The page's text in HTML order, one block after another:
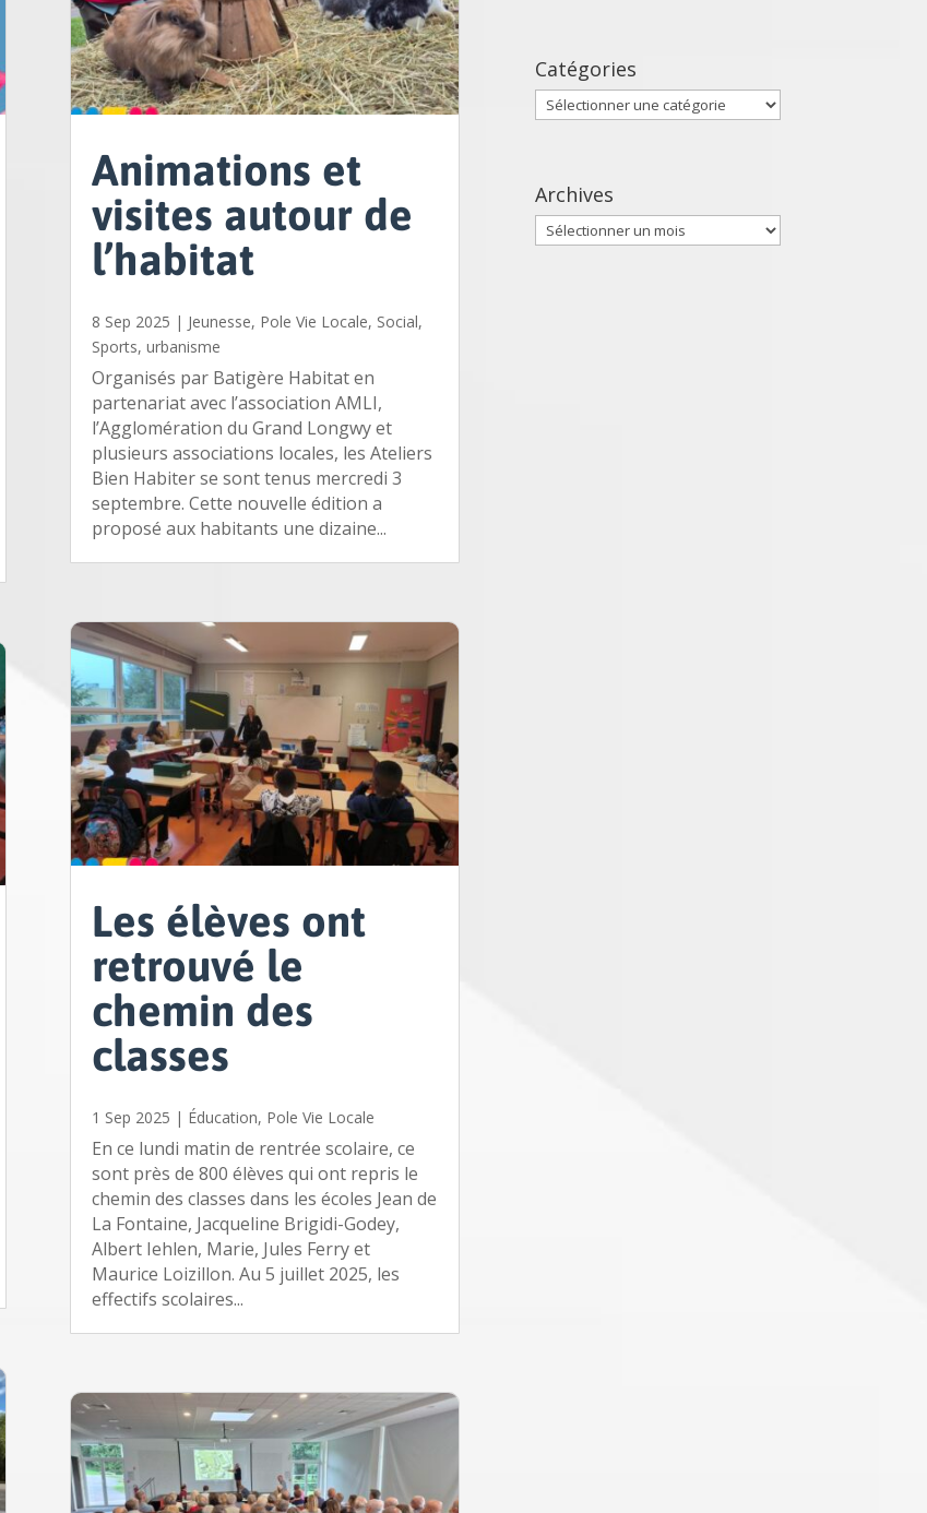
Animations et
visites autour de
l’habitat
8 Sep 2025 | Jeunesse, Pole Vie Locale, Social,
Sports, urbanisme
Organisés par Batigère Habitat en
partenariat avec l’association AMLI,
l’Agglomération du Grand Longwy et
plusieurs associations locales, les Ateliers
Bien Habiter se sont tenus mercredi 3
septembre. Cette nouvelle édition a
proposé aux habitants une dizaine...
Les élèves ont
retrouvé le
chemin des
classes
1 Sep 2025 | Éducation, Pole Vie Locale
En ce lundi matin de rentrée scolaire, ce
sont près de 800 élèves qui ont repris le
chemin des classes dans les écoles Jean de
La Fontaine, Jacqueline Brigidi-Godey,
Albert Iehlen, Marie, Jules Ferry et
Maurice Loizillon. Au 5 juillet 2025, les
effectifs scolaires...
Catégories
Catégories
Archives
Archives